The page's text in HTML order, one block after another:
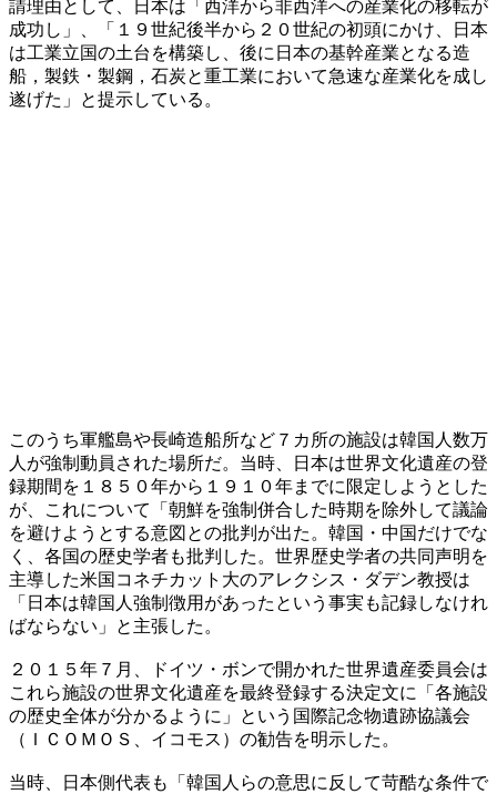
請理由として、日本は「西洋から非西洋への産業化の移転が
成功し」、「１９世紀後半から２０世紀の初頭にかけ、日本
は工業立国の土台を構築し、後に日本の基幹産業となる造
船，製鉄・製鋼，石炭と重工業において急速な産業化を成し
遂げた」と提示している。
このうち軍艦島や長崎造船所など７カ所の施設は韓国人数万
人が強制動員された場所だ。当時、日本は世界文化遺産の登
録期間を１８５０年から１９１０年までに限定しようとした
が、これについて「朝鮮を強制併合した時期を除外して議論
を避けようとする意図との批判が出た。韓国・中国だけでな
く、各国の歴史学者も批判した。世界歴史学者の共同声明を
主導した米国コネチカット大のアレクシス・ダデン教授は
「日本は韓国人強制徴用があったという事実も記録しなけれ
ばならない」と主張した。
２０１５年７月、ドイツ・ボンで開かれた世界遺産委員会は
これら施設の世界文化遺産を最終登録する決定文に「各施設
の歴史全体が分かるように」という国際記念物遺跡協議会
（ＩＣＯＭＯＳ、イコモス）の勧告を明示した。
当時、日本側代表も「韓国人らの意思に反して苛酷な条件で